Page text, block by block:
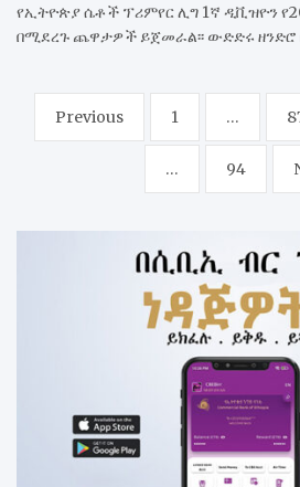
የኢትዮጵያ ሴቶች ፕሪምየር ሊግ 1ኛ ዲቪዝዮን
በሚደረጉ ጨዋታዎች ይጀመራል፡፡ ውድድሩ ዘንድሮ
Posts
pagination
Previous 1 …
… 94